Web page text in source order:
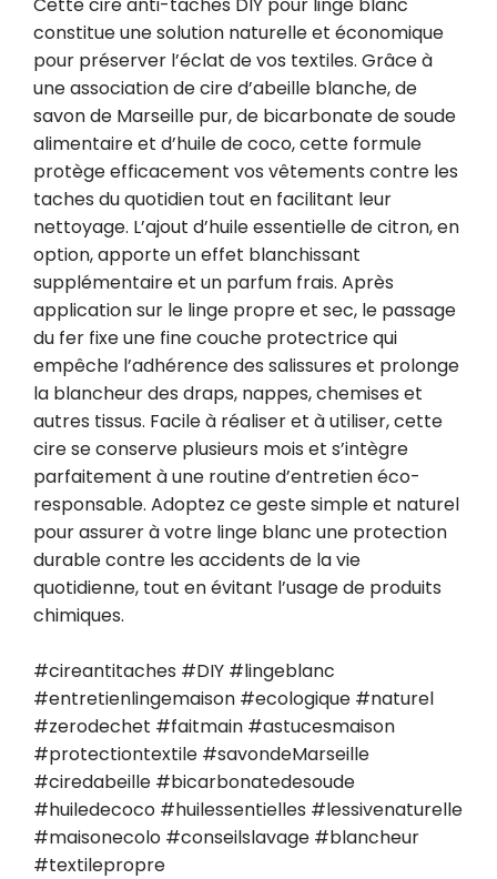
constitue une solution naturelle et économique
pour préserver l’éclat de vos textiles. Grâce à
une association de cire d’abeille blanche, de
savon de Marseille pur, de bicarbonate de soude
alimentaire et d’huile de coco, cette formule
protège efficacement vos vêtements contre les
taches du quotidien tout en facilitant leur
nettoyage. L’ajout d’huile essentielle de citron, en
option, apporte un effet blanchissant
supplémentaire et un parfum frais. Après
application sur le linge propre et sec, le passage
du fer fixe une fine couche protectrice qui
empêche l’adhérence des salissures et prolonge
la blancheur des draps, nappes, chemises et
autres tissus. Facile à réaliser et à utiliser, cette
cire se conserve plusieurs mois et s’intègre
parfaitement à une routine d’entretien éco-
responsable. Adoptez ce geste simple et naturel
pour assurer à votre linge blanc une protection
durable contre les accidents de la vie
quotidienne, tout en évitant l’usage de produits
chimiques.
#cireantitaches #DIY #lingeblanc
#entretienlingemaison #ecologique #naturel
#zerodechet #faitmain #astucesmaison
#protectiontextile #savondeMarseille
#ciredabeille #bicarbonatedesoude
#huiledecoco #huilessentielles #lessivenaturelle
#maisonecolo #conseilslavage #blancheur
#textilepropre